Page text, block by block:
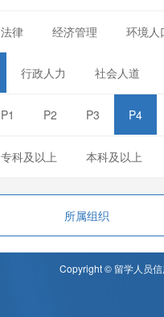
法律 经济管理 环境人
行政人力 社会人道
P1 P2 P3 P4
专科及以上 本科及以上
所属组织
Copyright © 留学人员